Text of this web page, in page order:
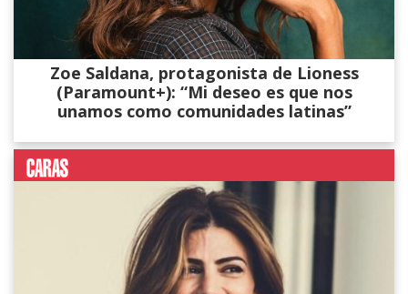
Zoe Saldana, protagonista de Lioness
(Paramount+): “Mi deseo es que nos
unamos como comunidades latinas”